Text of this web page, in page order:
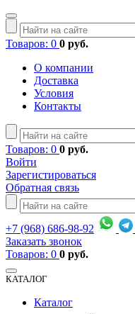
Товаров: 0 0 руб.
О компании
Доставка
Условия
Контакты
Товаров: 0 0 руб.
Войти
Зарегистироваться
Обратная связь
+7 (968) 686-98-92
Заказать звонок
Товаров: 0 0 руб.
КАТАЛОГ
Каталог